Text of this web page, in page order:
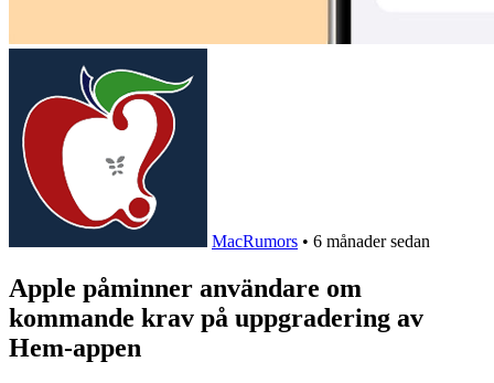
MacRumors • 6 månader sedan
Apple påminner användare om
kommande krav på uppgradering av
Hem-appen